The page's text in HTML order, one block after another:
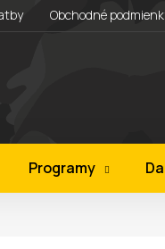
Obchodné
Programy